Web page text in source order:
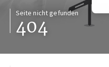
Seite nicht gefunden
404